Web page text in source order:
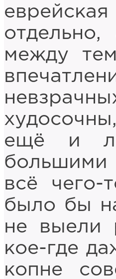
между
ещё и
большими
всё
было бы
не выели
кое-где
копне